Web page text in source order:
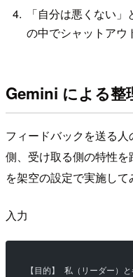
「自分は悪くない
の中でシャットアウ
Gemini による整
フィードバックを送る
側、受け取る側の特性
を架空の設定で実施して
入力
【目的】 私（リーダー）